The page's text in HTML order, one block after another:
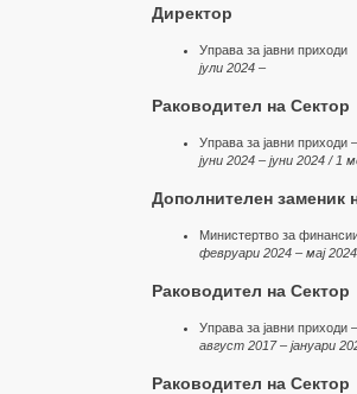
Директор
Управа за јавни приходи
јули 2024 –
Раководител на Сектор
Управа за јавни приходи
јуни 2024 – јуни 2024 / 1
Дополнителен заменик
Министертво за
февруари 2024 – мај
Раководител на Сектор
Управа за јавни приходи
август 2017 – јануари
Раководител на Сектор